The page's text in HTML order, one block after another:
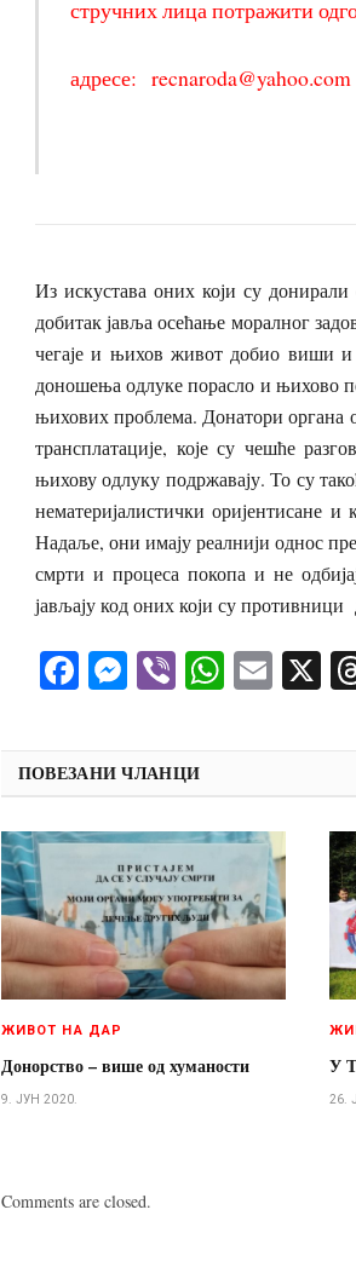
стручних лица потражити
адресе: recnaroda@yahoo.com
Из искустава оних који су
добитак јавља осећање моралног
чегаје и њихов живот добио виши и
доношења одлуке порасло и њихово
њихових проблема. Донатори органа
трансплатације, које су чешће
њихову одлуку подржавају. То су
нематеријалистички оријентисане
Надаље, они имају реалнији однос
смрти и процеса покопа и не
јављају код оних који су противници
Facebook
Messenger
Viber X
ПОВЕЗАНИ ЧЛАНЦИ
ЖИВОТ НА ДАР
Донорство – више од хуманости
9. ЈУН 2020.
У
26.
Comments are closed.